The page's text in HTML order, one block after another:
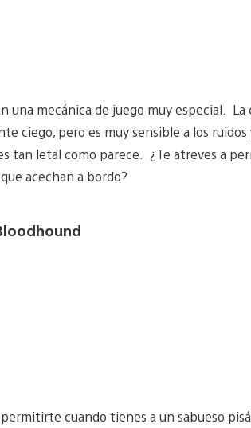
una mecánica de juego muy especial. La
ciego, pero es muy sensible a los ruidos
tan letal como parece. ¿Te atreves a
acechan a bordo?
cuando tienes a un sabueso